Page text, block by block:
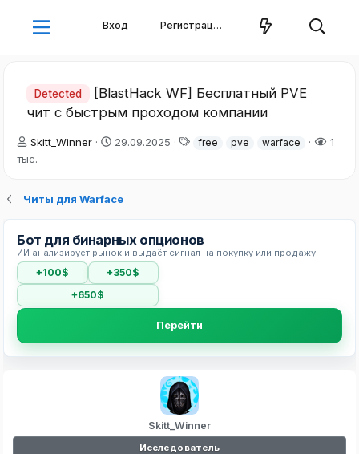
Вход Регистрация
Detected
[BlastHack WF] Бесплатный PVE
чит с быстрым проходом компании
А
в
р
м
ы
Skitt_Winner
Д
н
а
л
а
29.09.2025
Тfree pve warface
1
тыс.
Читы для Warface
Бот для бинарных опционов
ИИ анализирует рынок и выдаёт сигнал на покупку или продажу
+100$
+350$
+650$
Перейти
Skitt_Winner
Исследователь